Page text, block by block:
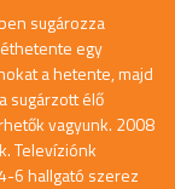
sugározza
egy
a hetente, majd
sugárzott élő
vagyunk. 2008
Televíziónk
6 hallgató szerez